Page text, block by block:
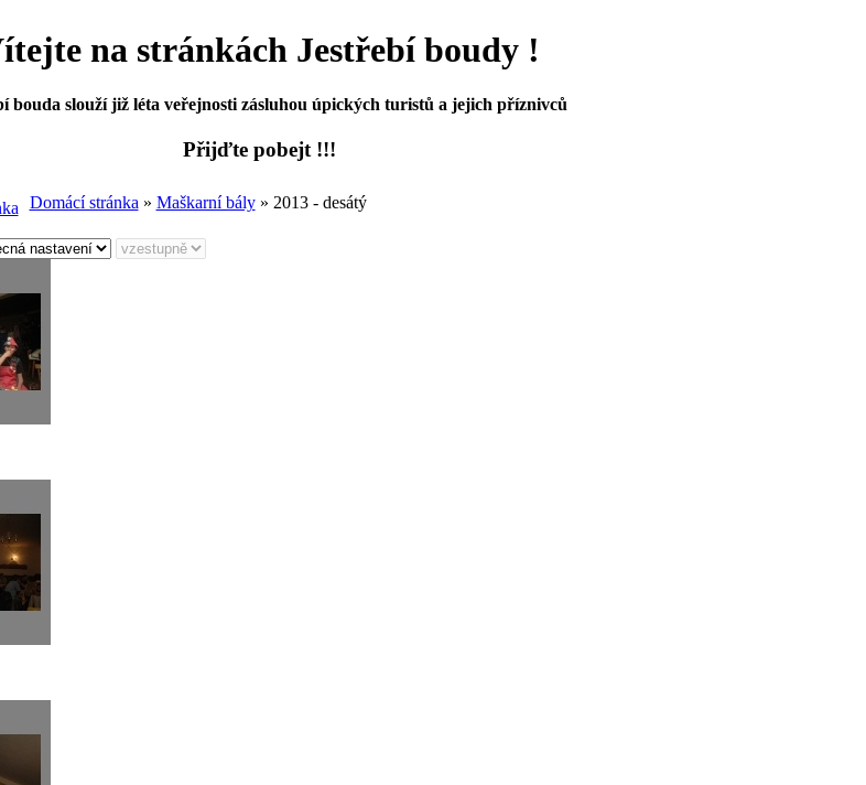
na stránkách Jestřebí boudy !
bouda slouží již léta veřejnosti zásluhou úpických turistů a jejich příznivců
Přijďte pobejt !!!
Domácí stránka » Maškarní bály» 2013 - desátý